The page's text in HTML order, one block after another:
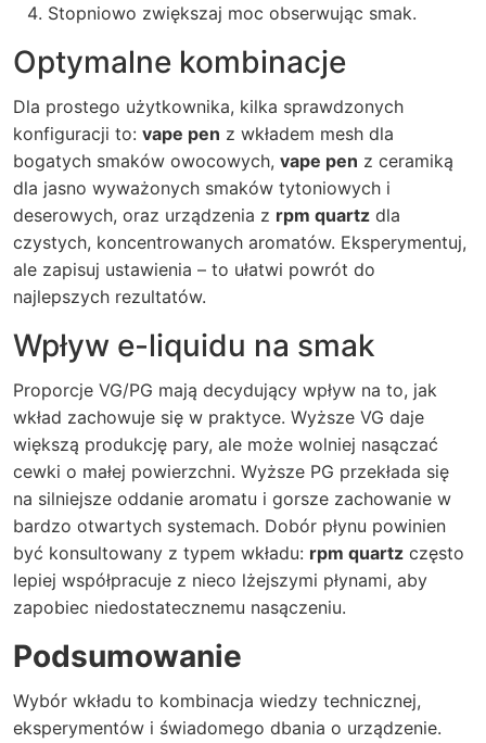
Stopniowo zwiększaj moc obserwując smak.
Optymalne kombinacje
Dla prostego użytkownika, kilka sprawdzonych
konfiguracji to: vape pen z wkładem mesh dla
bogatych smaków owocowych, vape pen z ceramiką
dla jasno wyważonych smaków tytoniowych i
deserowych, oraz urządzenia z rpm quartz dla
czystych, koncentrowanych aromatów. Eksperymentuj,
ale zapisuj ustawienia – to ułatwi powrót do
najlepszych rezultatów.
Wpływ e-liquidu na smak
Proporcje VG/PG mają decydujący wpływ na to, jak
wkład zachowuje się w praktyce. Wyższe VG daje
większą produkcję pary, ale może wolniej nasączać
cewki o małej powierzchni. Wyższe PG przekłada się
na silniejsze oddanie aromatu i gorsze zachowanie w
bardzo otwartych systemach. Dobór płynu powinien
być konsultowany z typem wkładu: rpm quartz często
lepiej współpracuje z nieco lżejszymi płynami, aby
zapobiec niedostatecznemu nasączeniu.
Podsumowanie
Wybór wkładu to kombinacja wiedzy technicznej,
eksperymentów i świadomego dbania o urządzenie.